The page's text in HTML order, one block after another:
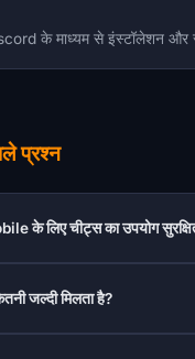
के माध्यम से इंस्टॉलेशन और
प्रश्न
के लिए चीट्स का उपयोग
जल्दी मिलता है?